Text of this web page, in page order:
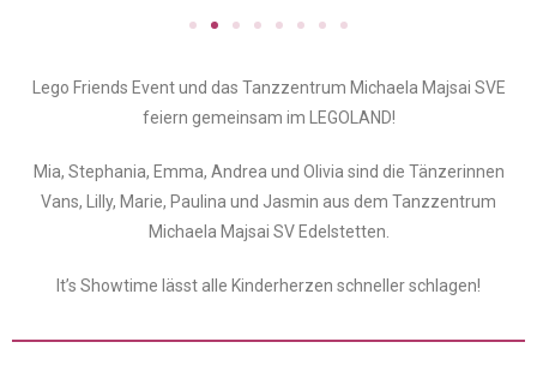
Lego Friends Event und das Tanzzentrum Michaela Majsai SVE
feiern gemeinsam im LEGOLAND!
Mia, Stephania, Emma, Andrea und Olivia sind die Tänzerinnen
Vans, Lilly, Marie, Paulina und Jasmin aus dem Tanzzentrum
Michaela Majsai SV Edelstetten.
It’s Showtime lässt alle Kinderherzen schneller schlagen!